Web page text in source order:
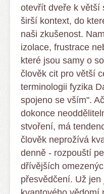
otevřít dveře k větší
širší kontext, do
naši zkušenost.
izolace, frustrace
které jsou samy o
člověk cit pro větší
terminologii fyzika
spojeno se vším".
dokonce
stvoření, má
člověk neprožívá
denně - rozpouští
dřívějších
přesvědčení. Už